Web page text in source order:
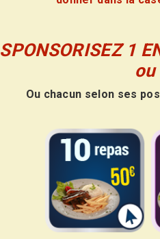
SPONSORISEZ 1
Ou chacun selon ses